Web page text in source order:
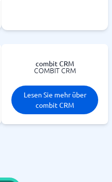
combit CRM
COMBIT CRM
Lesen Sie mehr über
combit CRM